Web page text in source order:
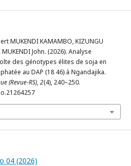
MUKENDI KAMAMBO, KIZUNGU
John. (2026). Analyse
des génotypes élites de soja en
au DAP (18 46) à Ngandajika.
(Revue-RS),2(4), 240–250.
04 (2026)